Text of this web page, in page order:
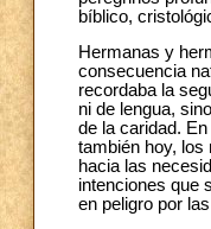
bíblico,
Hermanas y
consecuencia
recordaba la
ni de lengua,
de la caridad.
también hoy,
hacia las
intenciones que
en peligro por